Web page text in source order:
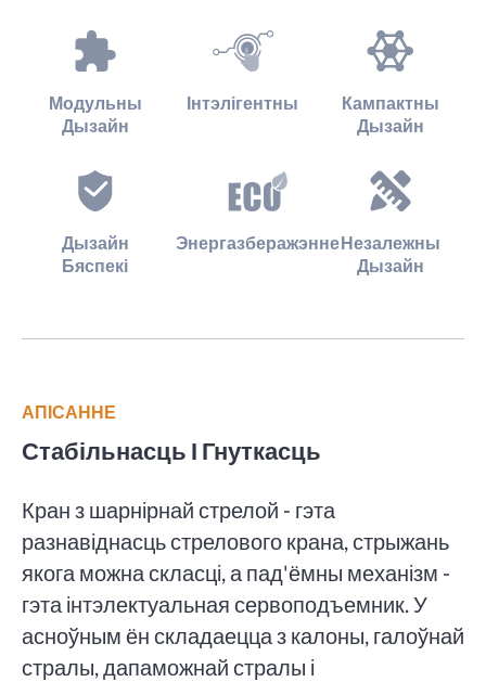
Модульны
Дызайн
Інтэлігентны
Кампактны
Дызайн
Дызайн
Бяспекі
ЭнергазберажэннеНезалежны
Дызайн
АПІСАННЕ
Стабільнасць І Гнуткасць
Кран з шарнірнай стрелой - гэта
разнавіднасць стрелового крана, стрыжань
якога можна скласці, а пад'ёмны механізм -
гэта інтэлектуальная сервоподъемник. У
асноўным ён складаецца з калоны, галоўнай
стралы, дапаможнай стралы і